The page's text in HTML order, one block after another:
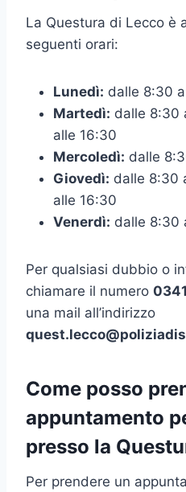
La Questura di Lecco è
seguenti orari:
Lunedì: dalle 8:30
Martedì: dalle 8:30
alle 16:30
Mercoledì: dalle
Giovedì: dalle 8:30
alle 16:30
Venerdì: dalle 8:30
Per qualsiasi dubbio o
chiamare il numero
una mail all’indirizzo
Come posso
appuntamento
presso la
Per prendere un